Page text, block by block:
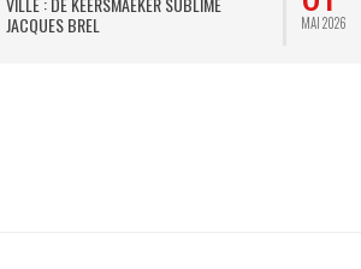
JACQUES BREL
MAI 2026